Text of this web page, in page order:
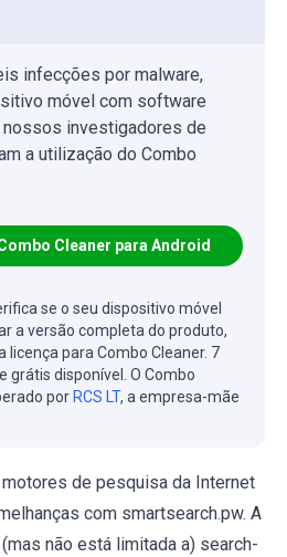
infecções por malware,
móvel com software
investigadores de
a utilização do Combo
Cleaner para Android
se o seu dispositivo móvel
a versão completa do produto,
licença para Combo Cleaner. 7
grátis disponível. O Combo
por RCS LT, a empresa-mãe
de pesquisa da Internet
com smartsearch.pw. A
não está limitada a) search-